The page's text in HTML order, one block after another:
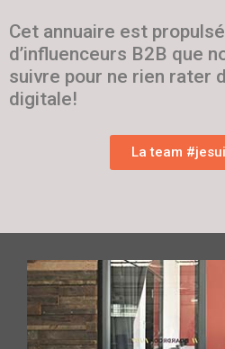
Cet annuaire est
d’influenceurs B2B que
suivre pour ne rien rater
digitale!
La team